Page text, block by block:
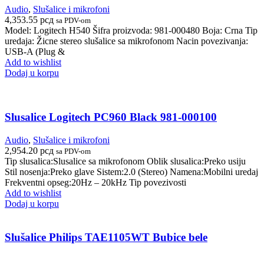
Audio, Slušalice i mikrofoni
4,353.55 рсд sa PDV-om
Model: Logitech H540 Šifra proizvoda: 981-000480 Boja: Crna Tip
uredaja: Žicne stereo slušalice sa mikrofonom Nacin povezivanja:
USB-A (Plug &
Add to wishlist
Dodaj u korpu
Slusalice Logitech PC960 Black 981-000100
Audio, Slušalice i mikrofoni
2,954.20 рсд sa PDV-om
Tip slusalica:Slusalice sa mikrofonom Oblik slusalica:Preko usiju
Stil nosenja:Preko glave Sistem:2.0 (Stereo) Namena:Mobilni uredaj
Frekventni opseg:20Hz – 20kHz Tip povezivosti
Add to wishlist
Dodaj u korpu
Slušalice Philips TAE1105WT Bubice bele